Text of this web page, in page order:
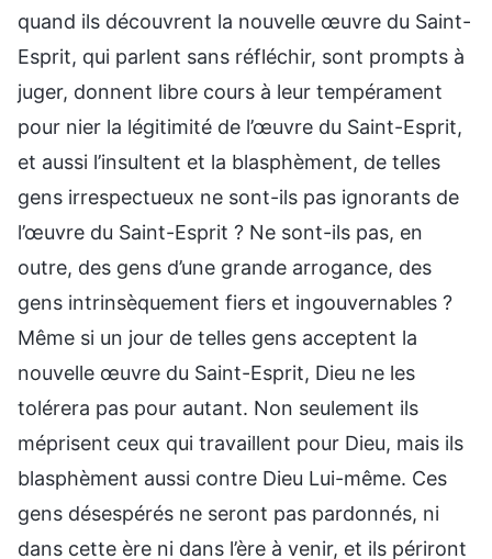
quand ils découvrent la nouvelle œuvre du Saint-
Esprit, qui parlent sans réfléchir, sont prompts à
juger, donnent libre cours à leur tempérament
pour nier la légitimité de l’œuvre du Saint-Esprit,
et aussi l’insultent et la blasphèment, de telles
gens irrespectueux ne sont-ils pas ignorants de
l’œuvre du Saint-Esprit ? Ne sont-ils pas, en
outre, des gens d’une grande arrogance, des
gens intrinsèquement fiers et ingouvernables ?
Même si un jour de telles gens acceptent la
nouvelle œuvre du Saint-Esprit, Dieu ne les
tolérera pas pour autant. Non seulement ils
méprisent ceux qui travaillent pour Dieu, mais ils
blasphèment aussi contre Dieu Lui-même. Ces
gens désespérés ne seront pas pardonnés, ni
dans cette ère ni dans l’ère à venir, et ils périront